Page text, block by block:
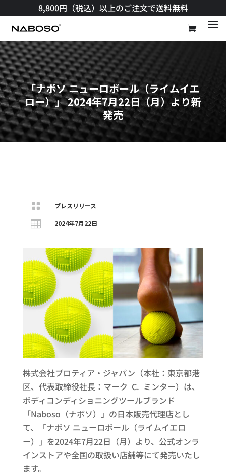
8,800円（税込）以上のご注文で送料無料​
「ナボソ ニューロボール（ライムイエ
ロー）」 2024年7月22日（月）より新
発売
 プレスリリース
 2024年7月22日
株式会社プロティア・ジャパン（本社：東京都港
区、代表取締役社長：マーク C. ミンター）は、
ボディコンディショニングツールブランド
「Naboso（ナボソ）」の日本販売代理店とし
て、「ナボソ ニューロボール（ライムイエロ
ー）」を2024年7月22日（月）より、公式オンラ
インストアや全国の取扱い店舗等にて発売いたし
ます。